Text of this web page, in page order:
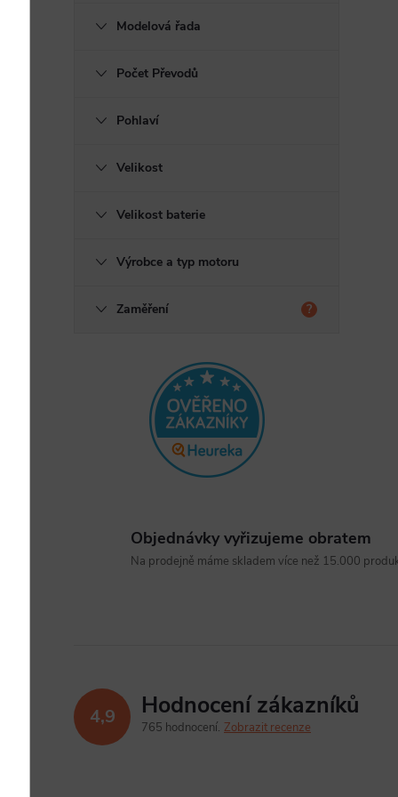
Modelová řada
Počet Převodů
Pohlaví
Velikost
Velikost baterie
Výrobce a typ motoru
Zaměření ?
Objednávky vyřizujeme obratem
Na prodejně máme skladem více než 15.000
4,9 Hodnocení zákazníků
765 hodnocení Zobrazit recenze